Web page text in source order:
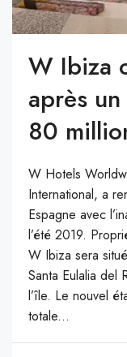
W Ibiza
après
80
W Hotels
International, a
Espagne avec
l’été 2019.
W Ibiza sera
Santa Eulalia del
l’île. Le nouvel
totale...